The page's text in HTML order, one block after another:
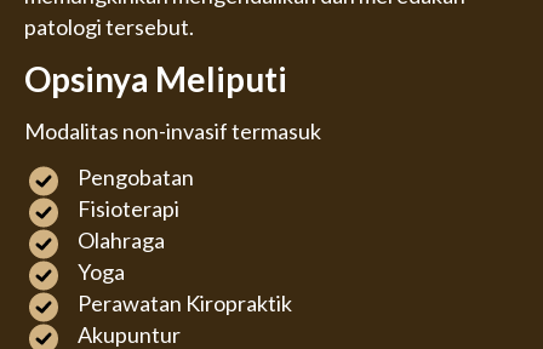
patologi tersebut.
Opsinya Meliputi
Modalitas non-invasif termasuk
Pengobatan
Fisioterapi
Olahraga
Yoga
Perawatan Kiropraktik
Akupuntur